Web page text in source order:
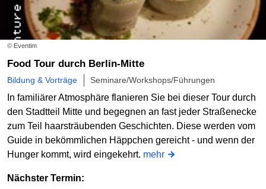
© Eventim
Food Tour durch Berlin-Mitte
Bildung & Vorträge Seminare/Workshops/Führungen
In familiärer Atmosphäre flanieren Sie bei dieser Tour durch
den Stadtteil Mitte und begegnen an fast jeder Straßenecke
zum Teil haarsträubenden Geschichten. Diese werden vom
Guide in bekömmlichen Häppchen gereicht - und wenn der
Hunger kommt, wird eingekehrt. mehr
Nächster Termin: